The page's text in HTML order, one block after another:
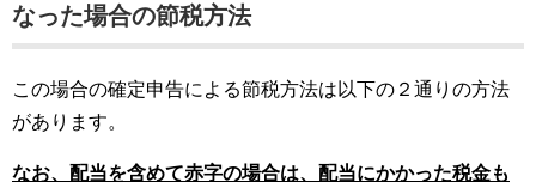
なった場合の節税方法
この場合の確定申告による節税方法は以下の２通りの方法
があります。
なお、配当を含めて赤字の場合は、配当にかかった税金も